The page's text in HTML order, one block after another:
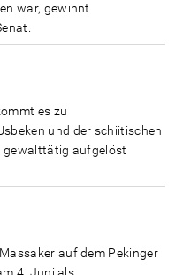
war, gewinnt
es zu
und der schiitischen
gewalttätig aufgelöst
auf dem Pekinger